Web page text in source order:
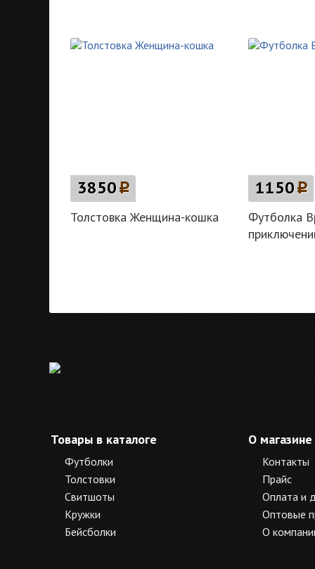
3850p
Толстовка Женщина-кошка
1150p
Футболка
Товары в каталоге
Футболки
Толстовки
Свитшоты
Кружки
Бейсболки
О магазине
Контакты
Прайс
Оплата и
Оптовые
О